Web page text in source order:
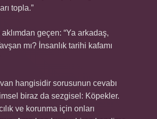
topla.”
geçen: “Ya arkadaş,
mı? İnsanlık tarihi kafamı
hangisidir sorusunun cevabı
biraz da sezgisel: Köpekler.
ve korunma için onları